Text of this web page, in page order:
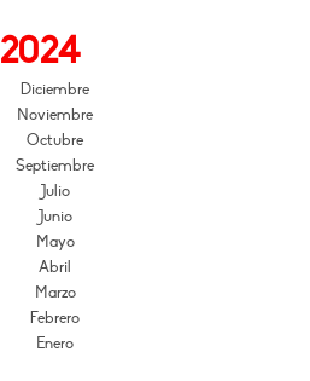
2024
Diciembre
Noviembre
Octubre
Septiembre
Julio
Junio
Mayo
Abril
Marzo
Febrero
Enero